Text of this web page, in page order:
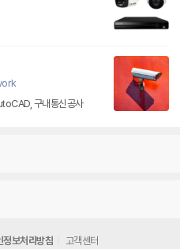
구내통신공사
정보처리방침 고객센터